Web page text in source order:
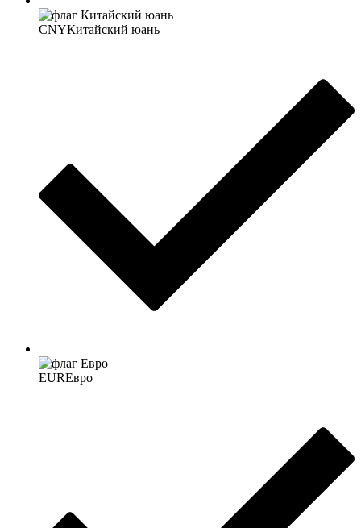
CNYКитайский юань
EURЕвро